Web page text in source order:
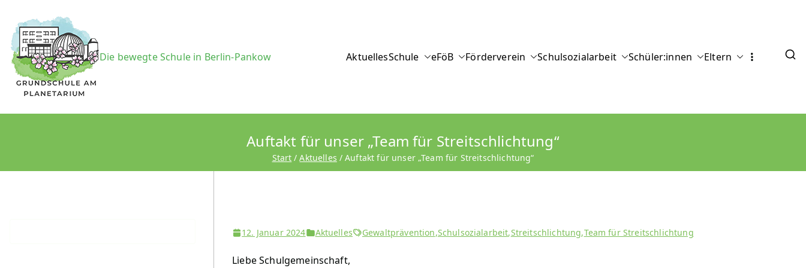
Inhalt
springen
Grundschule am Planetarium
Die bewegte Schule in Berlin-Pankow AktuellesSchule eFöB Förderverein Schulsozialarbeit Schüler:innen Eltern
Auftakt für unser „Team für Streitschlichtung“
Start Aktuelles Auftakt für unser „Team für Streitschlichtung“
12. Januar 2024 Aktuelles Gewaltprävention,Schulsozialarbeit,Streitschlichtung,Team für Streitschlichtung
Liebe Schulgemeinschaft,